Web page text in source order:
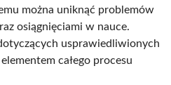
można uniknąć problemów
osiągnięciami w nauce.
usprawiedliwionych
całego procesu